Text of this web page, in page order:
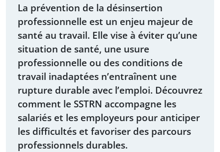
La prévention de la désinsertion
professionnelle est un enjeu majeur de
santé au travail. Elle vise à éviter qu’une
situation de santé, une usure
professionnelle ou des conditions de
travail inadaptées n’entraînent une
rupture durable avec l’emploi. Découvrez
comment le SSTRN accompagne les
salariés et les employeurs pour anticiper
les difficultés et favoriser des parcours
professionnels durables.